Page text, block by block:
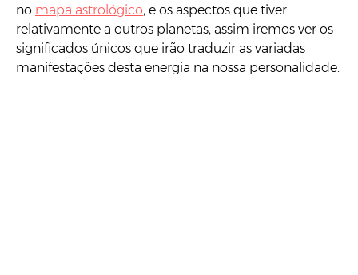
no mapa astrológico, e os aspectos que tiver
relativamente a outros planetas, assim iremos ver os
significados únicos que irão traduzir as variadas
manifestações desta energia na nossa personalidade.